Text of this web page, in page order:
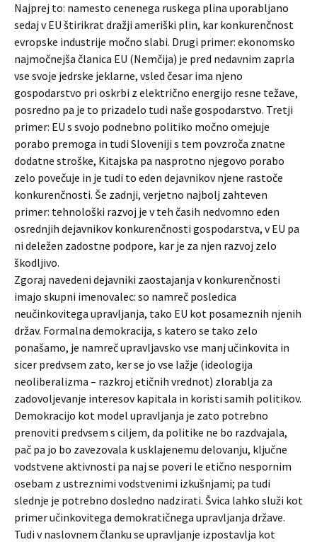
Najprej to: namesto cenenega ruskega plina uporabljano
sedaj v EU štirikrat dražji ameriški plin, kar konkurenčnost
evropske industrije močno slabi. Drugi primer: ekonomsko
najmočnejša članica EU (Nemčija) je pred nedavnim zaprla
vse svoje jedrske jeklarne, vsled česar ima njeno
gospodarstvo pri oskrbi z električno energijo resne težave,
posredno pa je to prizadelo tudi naše gospodarstvo. Tretji
primer: EU s svojo podnebno politiko močno omejuje
porabo premoga in tudi Sloveniji s tem povzroča znatne
dodatne stroške, Kitajska pa nasprotno njegovo porabo
zelo povečuje in je tudi to eden dejavnikov njene rastoče
konkurenčnosti. Še zadnji, verjetno najbolj zahteven
primer: tehnološki razvoj je v teh časih nedvomno eden
osrednjih dejavnikov konkurenčnosti gospodarstva, v EU pa
ni deležen zadostne podpore, kar je za njen razvoj zelo
škodljivo.
Zgoraj navedeni dejavniki zaostajanja v konkurenčnosti
imajo skupni imenovalec: so namreč posledica
neučinkovitega upravljanja, tako EU kot posameznih njenih
držav. Formalna demokracija, s katero se tako zelo
ponašamo, je namreč upravljavsko vse manj učinkovita in
sicer predvsem zato, ker se jo vse lažje (ideologija
neoliberalizma – razkroj etičnih vrednot) zlorablja za
zadovoljevanje interesov kapitala in koristi samih politikov.
Demokracijo kot model upravljanja je zato potrebno
prenoviti predvsem s ciljem, da politike ne bo razdvajala,
pač pa jo bo zavezovala k usklajenemu delovanju, ključne
vodstvene aktivnosti pa naj se poveri le etično nespornim
osebam z ustreznimi vodstvenimi izkušnjami; pa tudi
slednje je potrebno dosledno nadzirati. Švica lahko služi kot
primer učinkovitega demokratičnega upravljanja države.
Tudi v naslovnem članku se upravljanje izpostavlja kot